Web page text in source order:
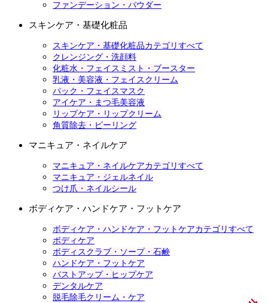
ファンデーション・パウダー
スキンケア・基礎化粧品
スキンケア・基礎化粧品カテゴリすべて
クレンジング・洗顔料
化粧水・フェイスミスト・ブースター
乳液・美容液・フェイスクリーム
パック・フェイスマスク
アイケア・まつ毛美容液
リップケア・リップクリーム
角質除去・ピーリング
マニキュア・ネイルケア
マニキュア・ネイルケアカテゴリすべて
マニキュア・ジェルネイル
つけ爪・ネイルシール
ボディケア・ハンドケア・フットケア
ボディケア・ハンドケア・フットケアカテゴリすべて
ボディケア
ボディスクラブ・ソープ・石鹸
ハンドケア・フットケア
バストアップ・ヒップケア
デンタルケア
脱毛除毛クリーム・ケア